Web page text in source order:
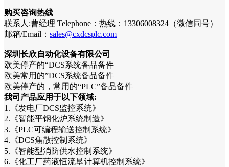
购买咨询热线
联系人:曹经理 Telephone：热线：13306008324（微信同号）
邮箱/Email： sales@cxdcsplc.com
深圳长欣自动化设备有限公司
欧美停产的“DCS系统备品备件
欧美常用的”DCS系统备品备件
欧美停产的，常用的“PLC”备品备件
我司产品应用于以下领域:
1.《发电厂DCS监控系统》
2.《智能平钢化炉系统制造》
3.《PLC可编程输送控制系统》
4.《DCS焦散控制系统》
5.《智能型消防供水控制系统》
6.《化工厂药液恒流垦计算机控制系统》